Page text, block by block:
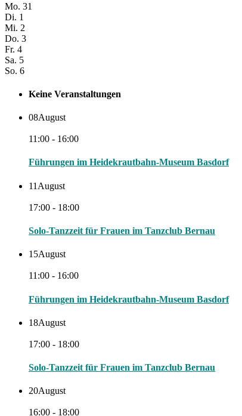
Mo. 31
Di. 1
Mi. 2
Do. 3
Fr. 4
Sa. 5
So. 6
Keine Veranstaltungen
08August
11:00 - 16:00
Führungen im Heidekrautbahn-Museum Basdorf
11 August
17:00 - 18:00
Solo-Tanzzeit für Frauen im Tanzclub Bernau
15August
11:00 - 16:00
Führungen im Heidekrautbahn-Museum Basdorf
18August
17:00 - 18:00
Solo-Tanzzeit für Frauen im Tanzclub Bernau
20August
16:00 - 18:00